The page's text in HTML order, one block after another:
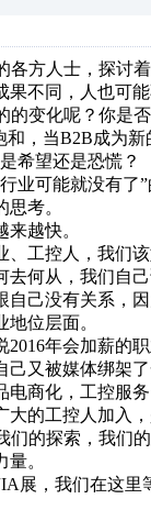
各方人士，探讨
不同，人也可能
的变化呢？你是
和，当B2B成为
希望还是恐慌？
业可能就没有
考。
越快。
工控人，我们
何从，我们自
自己没有关系，
位层面。
2016年会加薪的
又被媒体绑架了
电商化，工控服
的工控人加入，
们的探索，我们
。
展，我们在这里